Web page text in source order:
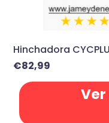
Hinchadora
€82,99